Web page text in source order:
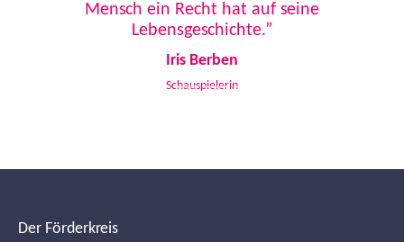
Mensch ein Recht hat auf seine
Lebensgeschichte.”
Iris Berben
Schauspielerin
Der Förderkreis